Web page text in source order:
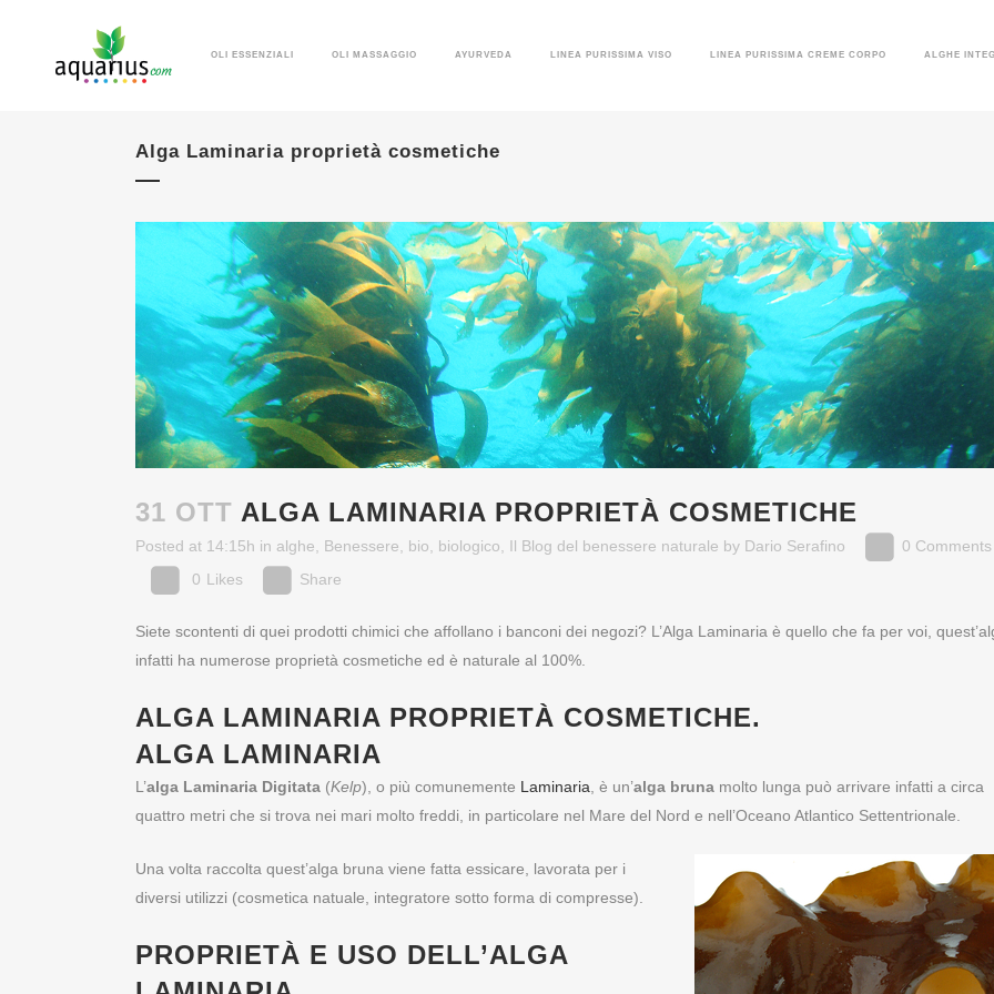
OLI ESSENZIALI OLI MASSAGGIO AYURVEDA LINEA PURISSIMA VISO LINEA PURISSIMA CREME CORPO ALGHE
Alga Laminaria proprietà cosmetiche
31 OTT ALGA LAMINARIA PROPRIETÀ COSMETICHE
Posted at 14:15h in alghe Benessere bio biologico Il Blog del benessere naturale by Dario Serafino
0 Comments
0 Likes Share
Siete scontenti di quei prodotti chimici che affollano i banconi dei negozi? L’Alga Laminaria è quello che fa per voi,
infatti ha numerose proprietà cosmetiche ed è naturale al 100%.
ALGA LAMINARIA PROPRIETÀ COSMETICHE.
ALGA LAMINARIA
L’alga Laminaria Digitata (Kelp), o più comunemente Laminaria , è un’alga bruna molto lunga può arrivare infatti a circa
quattro metri che si trova nei mari molto freddi, in particolare nel Mare del Nord e nell’Oceano Atlantico Settentrionale.
Una volta raccolta quest’alga bruna viene fatta essicare, lavorata per i
diversi utilizzi (cosmetica natuale, integratore sotto forma di compresse).
PROPRIETÀ E USO DELL’ALGA